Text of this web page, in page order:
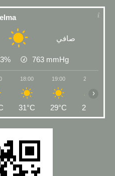
صافي
763 mmHg
18:00
31°C
19:00
29°C
20:00
27°C
›